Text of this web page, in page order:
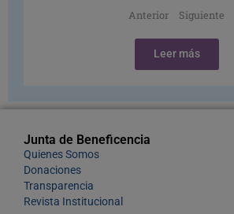
Anterior Siguiente
Leer más
Junta de Beneficencia
Quienes Somos
Donaciones
Transparencia
Revista Institucional